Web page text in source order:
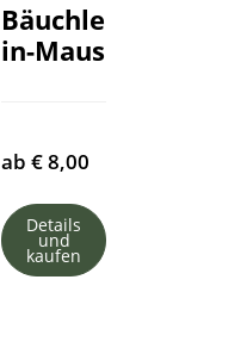
Bäuchle
in-Maus
ab €8,00
Details
und
kaufen